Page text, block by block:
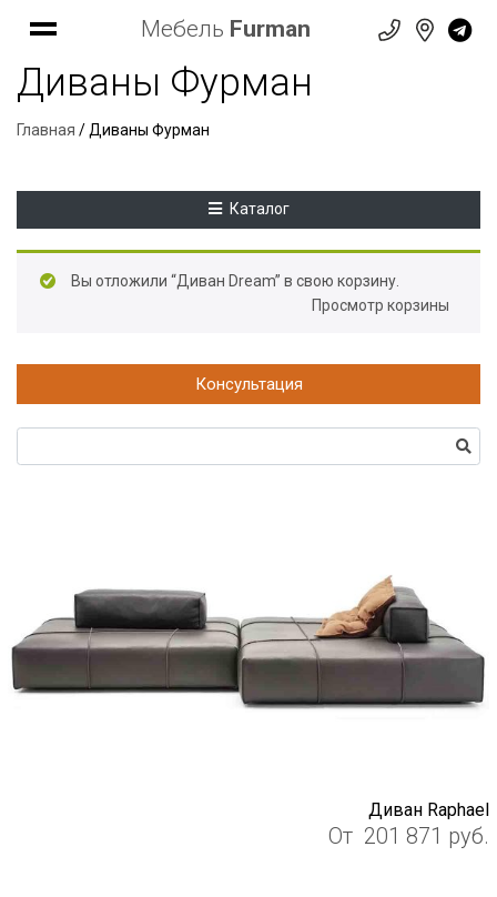
Мебель Furman
Диваны Фурман
Главная / Диваны Фурман
Каталог
Вы отложили “Диван Dream” в свою корзину.
Просмотр корзины
Консультация
Диван Raphael
От 201 871 руб.